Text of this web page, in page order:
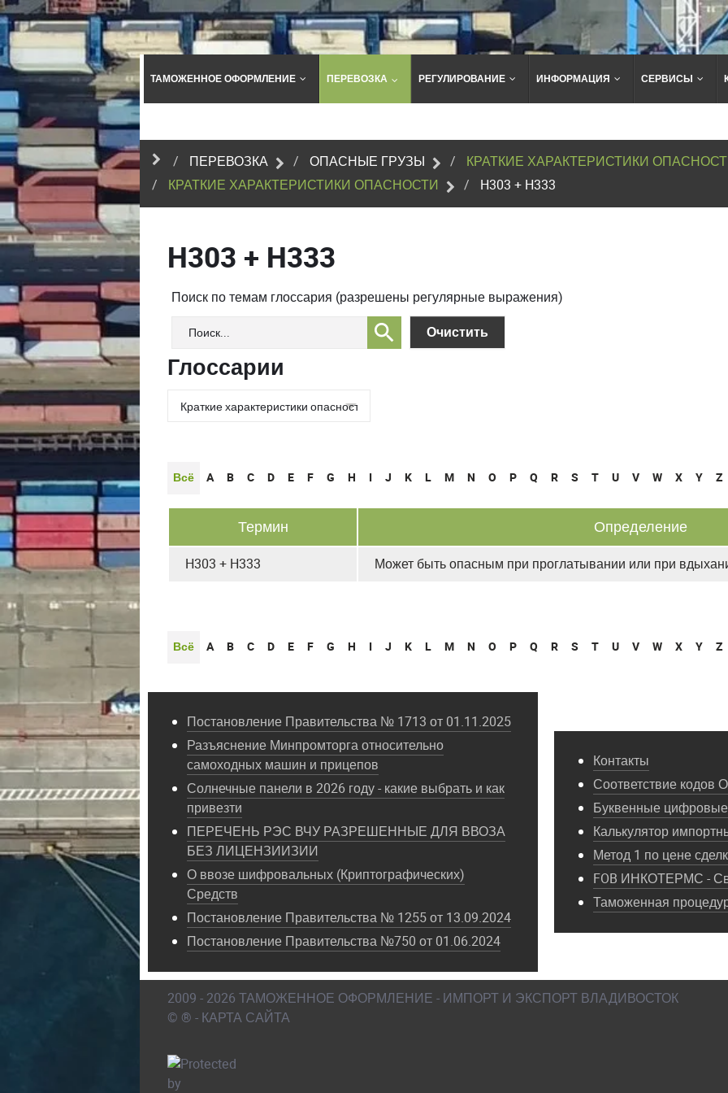
ТАМОЖЕННОЕ ОФОРМЛЕНИЕ ПЕРЕВОЗКА РЕГУЛИРОВАНИЕ ИНФОРМАЦИЯ СЕРВИСЫ
сайту
ПЕРЕВОЗКА ОПАСНЫЕ ГРУЗЫ
КРАТКИЕ ХАРАКТЕРИСТИКИ
КРАТКИЕ ХАРАКТЕРИСТИКИ ОПАСНОСТИ
H303 + H333
H303 + H333
Поиск по темам глоссария (разрешены регулярные выражения)
Глоссарии
Всё A B C D E F G H I J K L M N O P Q R S T U V W X Y Z
Термин Определение
H303 + H333 Может быть опасным при проглатывании или при
Всё A B C D E F G H I J K L M N O P Q R S T U V W X Y Z
Постановление Правительства № 1713 от 01.11.2025
Разъяснение Минпромторга относительно
самоходных машин и прицепов
Солнечные панели в 2026 году - какие выбрать и как
привезти
ПЕРЕЧЕНЬ РЭС ВЧУ РАЗРЕШЕННЫЕ ДЛЯ ВВОЗА
БЕЗ ЛИЦЕНЗИИЗИИ
О ввозе шифровальных (Криптографических)
Средств
Постановление Правительства № 1255 от 13.09.2024
Постановление Правительства №750 от 01.06.2024
Контакты
Соответствие
Буквенные
Калькулятор
Метод 1 по цене
FOB ИНКОТЕРМС -
Таможенная
2009 - 2026 ТАМОЖЕННОЕ ОФОРМЛЕНИЕ - ИМПОРТ И ЭКСПОРТ ВЛАДИВОСТОК
© ® - КАРТА САЙТА